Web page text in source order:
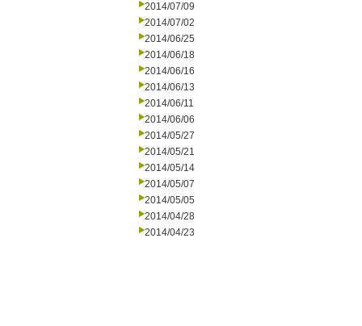
2014/07/09
2014/07/02
2014/06/25
2014/06/18
2014/06/16
2014/06/13
2014/06/11
2014/06/06
2014/05/27
2014/05/21
2014/05/14
2014/05/07
2014/05/05
2014/04/28
2014/04/23